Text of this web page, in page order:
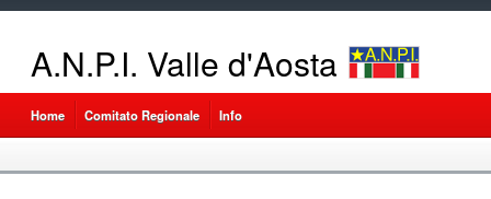
A.N.P.I. Valle d'Aosta
Home Comitato Regionale Info